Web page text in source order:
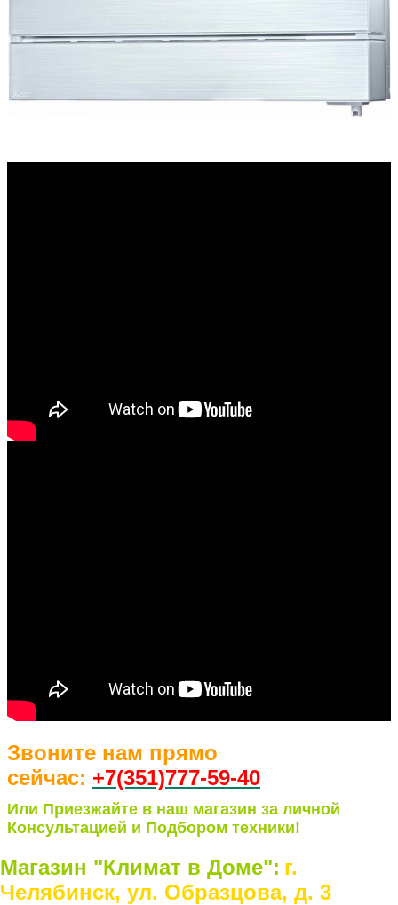
Звоните нам прямо
сейчас: +7(351)777-59-40
Или Приезжайте в наш магазин за личной
Консультацией и Подбором техники!
Магазин "Климат в Доме": г.
Челябинск, ул. Образцова, д. 3